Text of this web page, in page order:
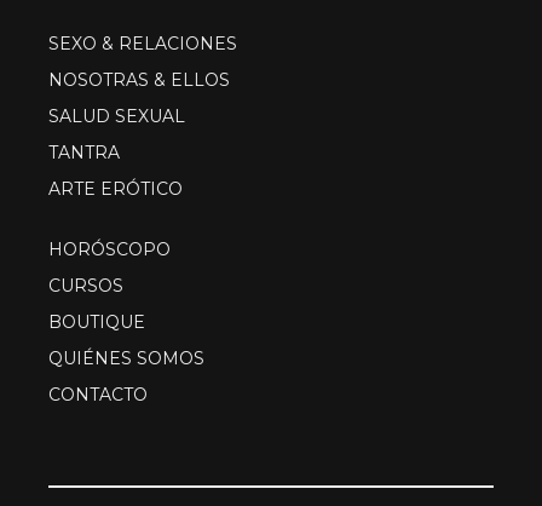
SEXO & RELACIONES
NOSOTRAS & ELLOS
SALUD SEXUAL
TANTRA
ARTE ERÓTICO
HORÓSCOPO
CURSOS
BOUTIQUE
QUIÉNES SOMOS
CONTACTO